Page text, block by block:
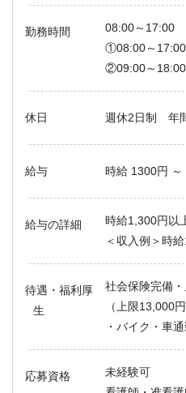
勤務時間
08:00～17:00
①08:00～
②09:00～
休日 週休2日制 年
給与 時給 1300円 ～
給与の詳細
時給1,300円以
＜収入例＞時
待遇・福利厚
生
社会保険完備
（上限13,000円
・バイク・車
応募資格
未経験可